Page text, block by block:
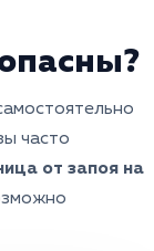
часто
от запоя на